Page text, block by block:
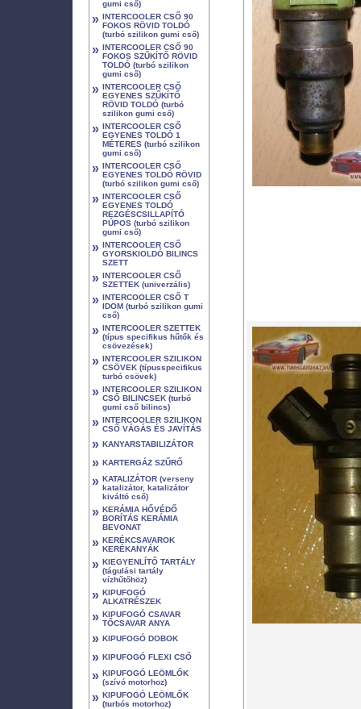
gumi cső)
» INTERCOOLER CSŐ 90
FOKOS RÖVID TOLDÓ
(turbó szilikon gumi cső)
» INTERCOOLER CSŐ 90
FOKOS SZŰKÍTŐ RÖVID
TOLDÓ (turbó szilikon
gumi cső)
» INTERCOOLER CSŐ
EGYENES SZŰKÍTŐ
RÖVID TOLDÓ (turbó
szilikon gumi cső)
» INTERCOOLER CSŐ
EGYENES TOLDÓ 1
MÉTERES (turbó szilikon
gumi cső)
» INTERCOOLER CSŐ
EGYENES TOLDÓ RÖVID
(turbó szilikon gumi cső)
» INTERCOOLER CSŐ
EGYENES TOLDÓ
REZGÉSCSILLAPÍTÓ
PÚPOS (turbó szilikon
gumi cső)
» INTERCOOLER CSŐ
GYORSKIOLDÓ BILINCS
SZETT
» INTERCOOLER CSŐ
SZETTEK (univerzális)
» INTERCOOLER CSŐ T
IDOM (turbó szilikon gumi
cső)
» INTERCOOLER SZETTEK
(típus specifikus hűtők és
csövezések)
» INTERCOOLER SZILIKON
CSÖVEK (típusspecifikus
turbó csövek)
» INTERCOOLER SZILIKON
CSŐ BILINCSEK (turbó
gumi cső bilincs)
» INTERCOOLER SZILIKON
CSŐ VÁGÁS ÉS JAVÍTÁS
» KANYARSTABILIZÁTOR
» KARTERGÁZ SZŰRŐ
» KATALIZÁTOR (verseny
katalizátor, katalizátor
kiváltó cső)
» KERÁMIA HŐVÉDŐ
BORÍTÁS KERÁMIA
BEVONAT
» KERÉKCSAVAROK
KERÉKANYÁK
» KIEGYENLÍTŐ TARTÁLY
(tágulási tartály
vízhűtőhöz)
» KIPUFOGÓ
ALKATRÉSZEK
» KIPUFOGÓ CSAVAR
TŐCSAVAR ANYA
» KIPUFOGÓ DOBOK
» KIPUFOGÓ FLEXI CSŐ
» KIPUFOGÓ LEÖMLŐK
(szívó motorhoz)
» KIPUFOGÓ LEÖMLŐK
(turbós motorhoz)